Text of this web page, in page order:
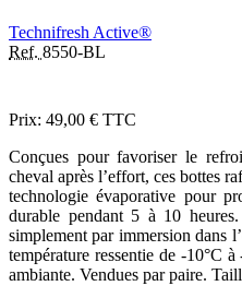
Technifresh Active®
Ref. 8550-BL
Prix: 49,00 € TTC
Conçues pour favoriser le
cheval après l’effort, ces bottes
technologie évaporative pour
durable pendant 5 à 10
simplement par immersion dans
température ressentie de -10°C
ambiante. Vendues par paire.